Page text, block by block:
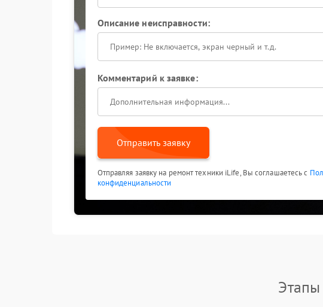
Описание неисправности:
Комментарий к заявке:
Отправить заявку
Отправляя заявку на ремонт техники iLife, Вы соглашаетесь с
конфиденциальности